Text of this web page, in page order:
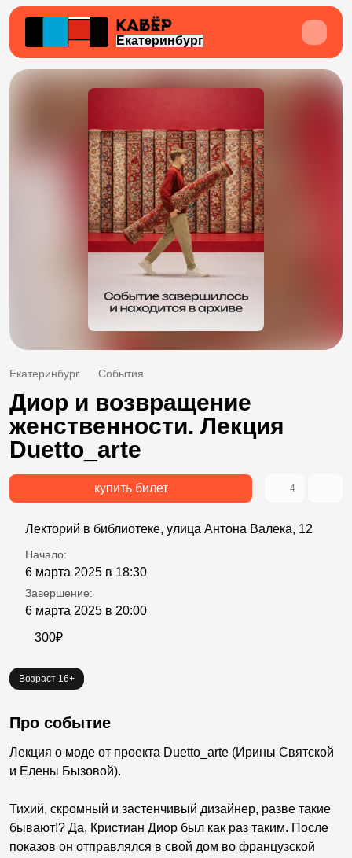
Екатеринбург
Екатеринбург События
Диор и возвращение
женственности. Лекция
Duetto_arte
купить билет 4
Лекторий в библиотеке, улица Антона Валека, 12
Начало:
6 марта 2025 в 18:30
Завершение:
6 марта 2025 в 20:00
300₽
Возраст 16+
Про событие
Лекция о моде от проекта Duetto_arte (Ирины Святской
и Елены Бызовой).
Тихий, скромный и застенчивый дизайнер, разве такие
бывают!? Да, Кристиан Диор был как раз таким. После
показов он отправлялся в свой дом во французской